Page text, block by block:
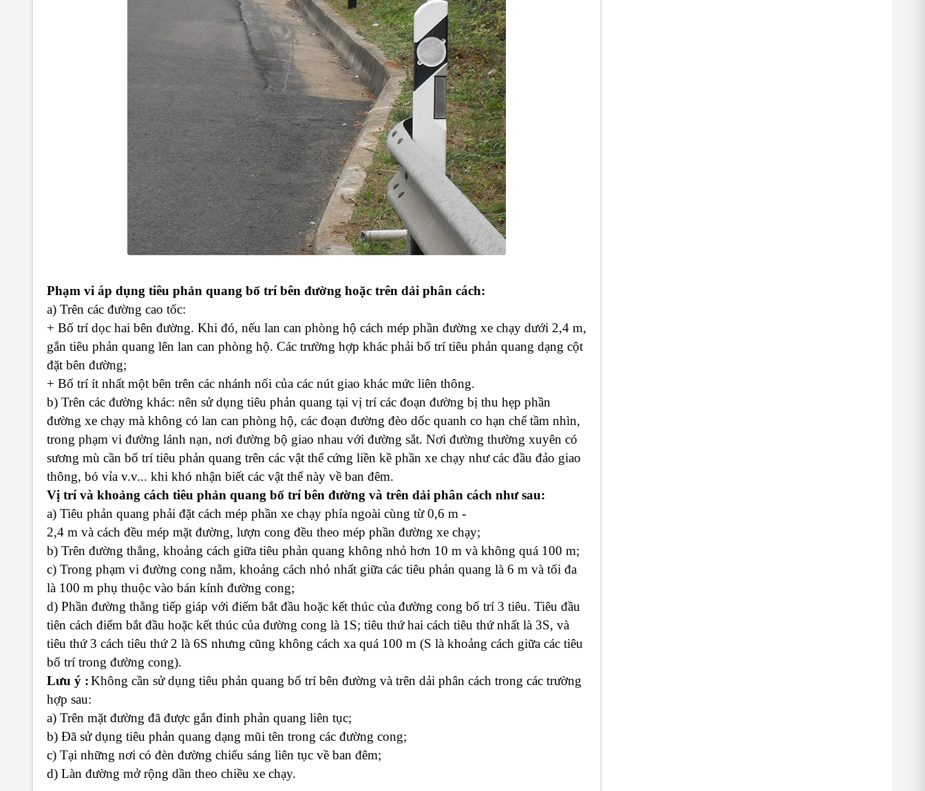
Phạm vi áp dụng tiêu phản quang bố trí bên đường hoặc trên dải phân cách:
a) Trên các đường cao tốc:
+ Bố trí dọc hai bên đường. Khi đó, nếu lan can phòng hộ cách mép phần đường xe chạy dưới 2,4 m,
gắn tiêu phản quang lên lan can phòng hộ. Các trường hợp khác phải bố trí tiêu phản quang dạng cột
đặt bên đường;
+ Bố trí ít nhất một bên trên các nhánh nối của các nút giao khác mức liên thông.
b) Trên các đường khác: nên sử dụng tiêu phản quang tại vị trí các đoạn đường bị thu hẹp phần
đường xe chạy mà không có lan can phòng hộ, các đoạn đường đèo dốc quanh co hạn chế tầm nhìn,
trong phạm vi đường lánh nạn, nơi đường bộ giao nhau với đường sắt. Nơi đường thường xuyên có
sương mù cần bố trí tiêu phản quang trên các vật thể cứng liền kề phần xe chạy như các đầu đảo giao
thông, bó vỉa v.v... khi khó nhận biết các vật thể này về ban đêm.
Vị trí và khoảng cách tiêu phản quang bố trí bên đường và trên dải phân cách như sau:
a) Tiêu phản quang phải đặt cách mép phần xe chạy phía ngoài cùng từ 0,6 m -
2,4 m và cách đều mép mặt đường, lượn cong đều theo mép phần đường xe chạy;
b) Trên đường thẳng, khoảng cách giữa tiêu phản quang không nhỏ hơn 10 m và không quá 100 m;
c) Trong phạm vi đường cong nằm, khoảng cách nhỏ nhất giữa các tiêu phản quang là 6 m và tối đa
là 100 m phụ thuộc vào bán kính đường cong;
d) Phần đường thẳng tiếp giáp với điểm bắt đầu hoặc kết thúc của đường cong bố trí 3 tiêu. Tiêu đầu
tiên cách điểm bắt đầu hoặc kết thúc của đường cong là 1S; tiêu thứ hai cách tiêu thứ nhất là 3S, và
tiêu thứ 3 cách tiêu thứ 2 là 6S nhưng cũng không cách xa quá 100 m (S là khoảng cách giữa các tiêu
bố trí trong đường cong).
Lưu ý :Không cần sử dụng tiêu phản quang bố trí bên đường và trên dải phân cách trong các trường
hợp sau:
a) Trên mặt đường đã được gắn đinh phản quang liên tục;
b) Đã sử dụng tiêu phản quang dạng mũi tên trong các đường cong;
c) Tại những nơi có đèn đường chiếu sáng liên tục về ban đêm;
d) Làn đường mở rộng dần theo chiều xe chạy.